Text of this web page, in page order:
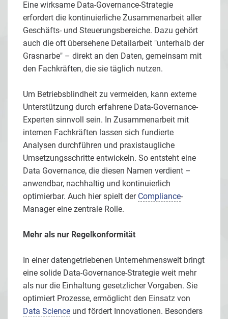
Eine wirksame Data-Governance-Strategie
erfordert die kontinuierliche Zusammenarbeit aller
Geschäfts- und Steuerungsbereiche. Dazu gehört
auch die oft übersehene Detailarbeit "unterhalb der
Grasnarbe" – direkt an den Daten, gemeinsam mit
den Fachkräften, die sie täglich nutzen.
Um Betriebsblindheit zu vermeiden, kann externe
Unterstützung durch erfahrene Data-Governance-
Experten sinnvoll sein. In Zusammenarbeit mit
internen Fachkräften lassen sich fundierte
Analysen durchführen und praxistaugliche
Umsetzungsschritte entwickeln. So entsteht eine
Data Governance, die diesen Namen verdient –
anwendbar, nachhaltig und kontinuierlich
optimierbar. Auch hier spielt der Compliance-
Manager eine zentrale Rolle.
Mehr als nur Regelkonformität
In einer datengetriebenen Unternehmenswelt bringt
eine solide Data-Governance-Strategie weit mehr
als nur die Einhaltung gesetzlicher Vorgaben. Sie
optimiert Prozesse, ermöglicht den Einsatz von
Data Science und fördert Innovationen. Besonders